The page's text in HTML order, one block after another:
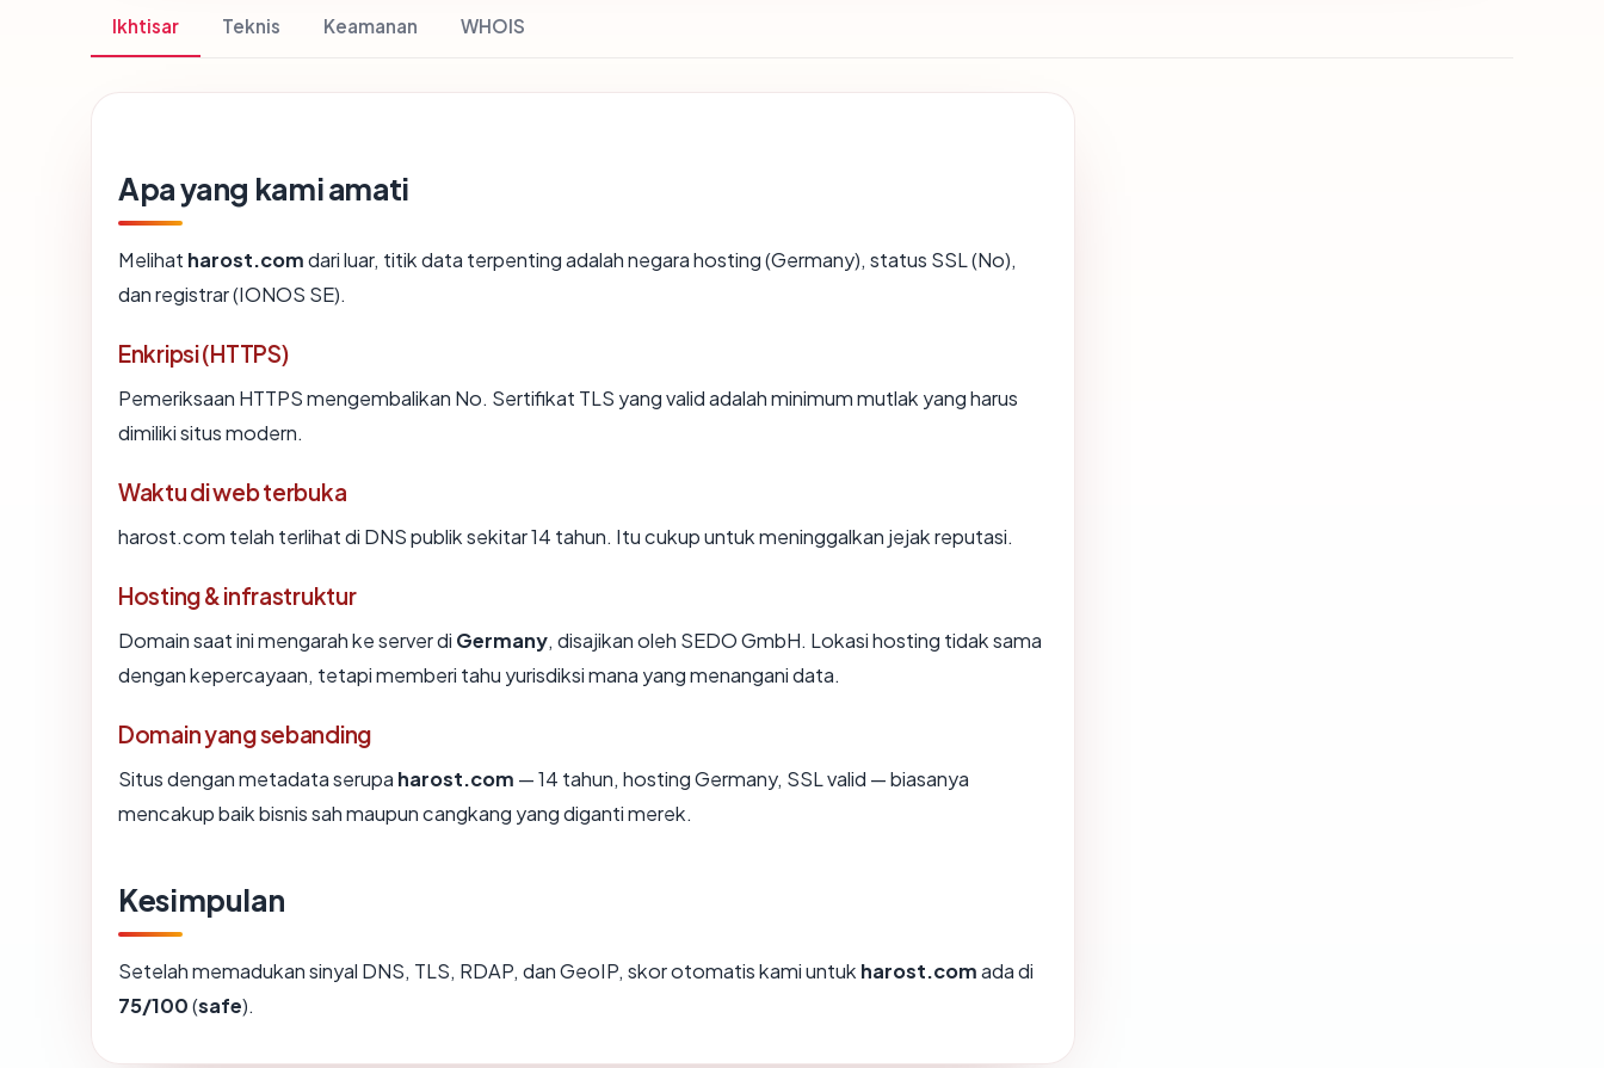
Ikhtisar Teknis Keamanan WHOIS
Apa yang kami amati
Melihat harost.comdari luar, titik data terpenting adalah negara hosting (Germany), status SSL (No),
dan registrar (IONOS SE).
Enkripsi (HTTPS)
Pemeriksaan HTTPS mengembalikan No. Sertifikat TLS yang valid adalah minimum mutlak yang harus
dimiliki situs modern.
Waktu di web terbuka
harost.com telah terlihat di DNS publik sekitar 14 tahun. Itu cukup untuk meninggalkan jejak reputasi.
Hosting & infrastruktur
Domain saat ini mengarah ke server di Germany, disajikan oleh SEDO GmbH. Lokasi hosting tidak sama
dengan kepercayaan, tetapi memberi tahu yurisdiksi mana yang menangani data.
Domain yang sebanding
Situs dengan metadata serupa harost.com — 14 tahun, hosting Germany, SSL valid — biasanya
mencakup baik bisnis sah maupun cangkang yang diganti merek.
Kesimpulan
Setelah memadukan sinyal DNS, TLS, RDAP, dan GeoIP, skor otomatis kami untuk harost.comada di
75/100(safe).